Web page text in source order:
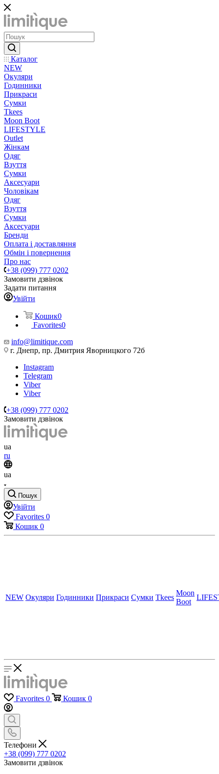
Каталог
NEW
Окуляри
Годинники
Прикраси
Сумки
Tkees
Moon Boot
LIFESTYLE
Outlet
Жінкам
Одяг
Взуття
Сумки
Аксесуари
Чоловікам
Одяг
Взуття
Сумки
Аксесуари
Бренди
Оплата і доставляння
Обмін і повернення
Про нас
+38 (099) 777 0202
Замовити дзвінок
Задати питання
Увійти
Кошик0
Favorites0
info@limitique.com
г. Днепр, пр. Дмитрия Яворницкого 72б
Instagram
Telegram
Viber
Viber
+38 (099) 777 0202
Замовити дзвінок
ua
ru
ua
Пошук
Увійти
Favorites 0
Кошик 0
NEW Окуляри Годинники Прикраси Сумки Tkees
Moon
Boot
Favorites 0 Кошик 0
Телефони
+38 (099) 777 0202
Замовити дзвінок